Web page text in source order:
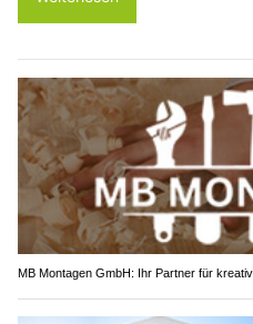
MB Montagen GmbH: Ihr Partner für